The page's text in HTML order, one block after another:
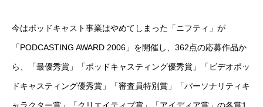
今はポッドキャスト事業はやめてしまった「ニフティ」が
「PODCASTING AWARD 2006」を開催し、362点の応募作品か
ら、「最優秀賞」「ポッドキャスティング優秀賞」「ビデオポッ
ドキャスティング優秀賞」「審査員特別賞」「パーソナリティキ